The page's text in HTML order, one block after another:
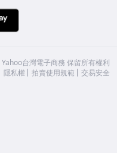
Yahoo台灣電子商務 保留所有權利
隱私權 拍賣使用規範 交易安全